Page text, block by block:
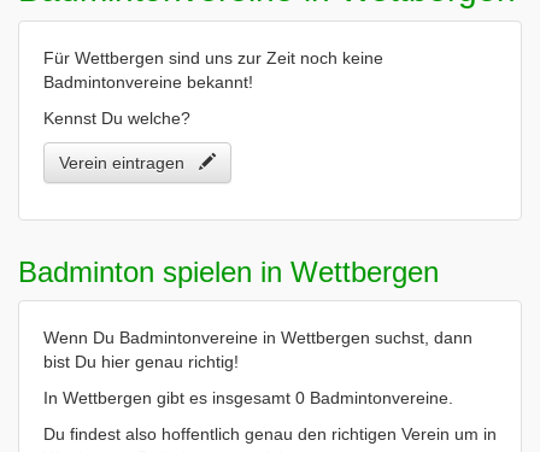
Für Wettbergen sind uns zur Zeit noch keine
Badmintonvereine bekannt!
Kennst Du welche?
Verein eintragen
Badminton spielen in Wettbergen
Wenn Du Badmintonvereine in Wettbergen suchst, dann
bist Du hier genau richtig!
In Wettbergen gibt es insgesamt 0 Badmintonvereine.
Du findest also hoffentlich genau den richtigen Verein um in